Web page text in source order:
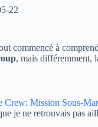
22
commencé à
, mais différemment,
Crew: Mission Sous-
je ne retrouvais pas